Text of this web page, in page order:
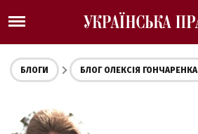
БЛОГИ БЛОГ ОЛЕКСІЯ ГОНЧАРЕНКА